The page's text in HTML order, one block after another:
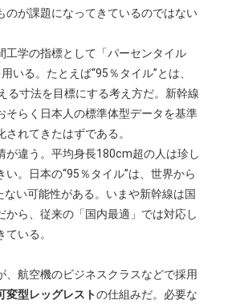
のが課題になってきているのではない
工学の指標として「パーセンタイル
いる。たとえば“95％タイル”とは、
る寸法を目標にする考え方だ。新幹線
そらく日本人の標準体型データを基準
れてきたはずである。
が違う。平均身長180cm超の人は珍し
い。日本の“95％タイル”は、世界から
ない可能性がある。いまや新幹線は国
から、従来の「国内最適」では対応し
いる。
、航空機のビジネスクラスなどで採用
変型レッグレストの仕組みだ。必要な